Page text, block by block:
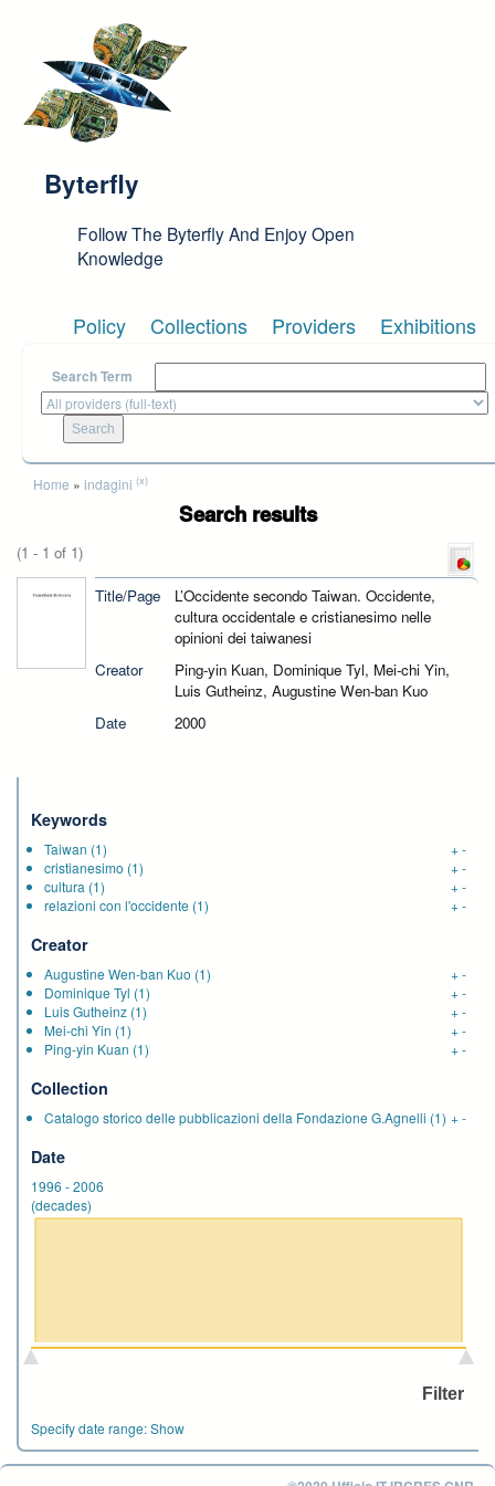
Byterfly
Follow The Byterfly And Enjoy Open
Knowledge
Policy Collections Providers Exhibitions
Search Term
You are here
Home » indagini (x)
Search results
(1 - 1 of 1)
Title/Page
L’Occidente secondo Taiwan. Occidente,
cultura occidentale e cristianesimo nelle
opinioni dei taiwanesi
Creator
Ping-yin Kuan, Dominique Tyl, Mei-chi Yin,
Luis Gutheinz, Augustine Wen-ban Kuo
Date
2000
Keywords
Taiwan (1) +-
cristianesimo (1) +-
cultura (1) +-
relazioni con l'occidente (1) +-
Creator
Augustine Wen-ban Kuo (1) +-
Dominique Tyl (1) +-
Luis Gutheinz (1) +-
Mei-chi Yin (1) +-
Ping-yin Kuan (1) +-
Collection
Catalogo storico delle pubblicazioni della Fondazione G.Agnelli (1) +-
Date
1996 -2006
(decades)
Specify date range:Show